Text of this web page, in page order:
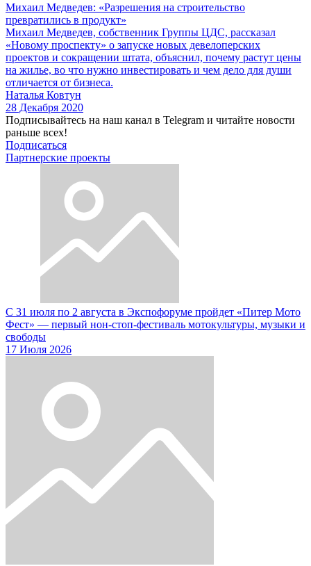
Михаил Медведев: «Разрешения на строительство
превратились в продукт»
Михаил Медведев, собственник Группы ЦДС, рассказал
«Новому проспекту» о запуске новых девелоперских
проектов и сокращении штата, объяснил, почему растут цены
на жилье, во что нужно инвестировать и чем дело для души
отличается от бизнеса.
Наталья Ковтун
28 Декабря 2020
Подписывайтесь на наш канал в Telegram и читайте новости
раньше всех!
Подписаться
Партнерские проекты
С 31 июля по 2 августа в Экспофоруме пройдет «Питер Мото
Фест» — первый нон-стоп-фестиваль мотокультуры, музыки и
свободы
17 Июля 2026